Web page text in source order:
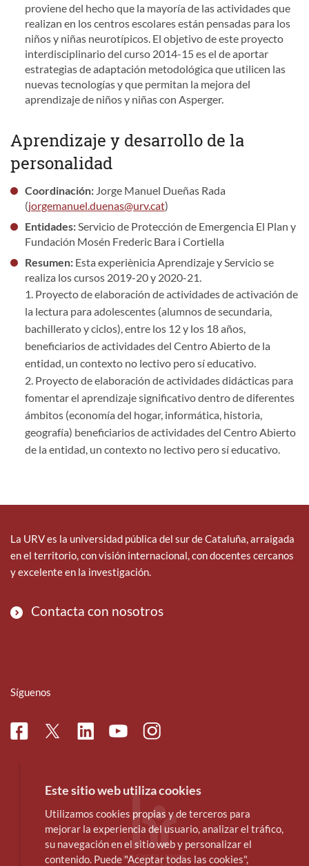
proviene del hecho que la mayoría de las actividades que
realizan en los centros escolares están pensadas para los
niños y niñas neurotípicos. El objetivo de este proyecto
interdisciplinario del curso 2014-15 es el de aportar
estrategias de adaptación metodológica que utilicen las
nuevas tecnologías y que permitan la mejora del
aprendizaje de niños y niñas con Asperger.
Aprendizaje y desarrollo de la
personalidad
Coordinación:Jorge Manuel Dueñas Rada
(jorgemanuel.duenas@urv.cat)
Entidades:Servicio de Protección de Emergencia El Plan y
Fundación Mosén Frederic Bara i Cortiella
Resumen: Esta experiènicia Aprendizaje y Servicio se
realiza los cursos 2019-20 y 2020-21.
1. Proyecto de elaboración de actividades de activación de
la lectura para adolescentes (alumnos de secundaria,
bachillerato y ciclos), entre los 12 y los 18 años,
beneficiarios de actividades del Centro Abierto de la
entidad, un contexto no lectivo pero sí educativo.
2. Proyecto de elaboración de actividades didácticas para
fomentar el aprendizaje significativo dentro de diferentes
ámbitos (economía del hogar, informática, historia,
geografía) beneficiarios de actividades del Centro Abierto
de la entidad, un contexto no lectivo pero sí educativo.
La URV es la universidad pública del sur de Cataluña, arraigada
en el territorio, con visión internacional, con docentes cercanos
y excelente en la investigación.
Contacta con nosotros
Síguenos
FacebookTwitterLinkedinYoutubeInstagram
Este sitio web utiliza cookies
Utilizamos cookies propias y de terceros para
mejorar la experiencia del usuario, analizar el tráfico,
su navegación en el sitio web y personalizar el
contenido. Puede "Aceptar todas las cookies",